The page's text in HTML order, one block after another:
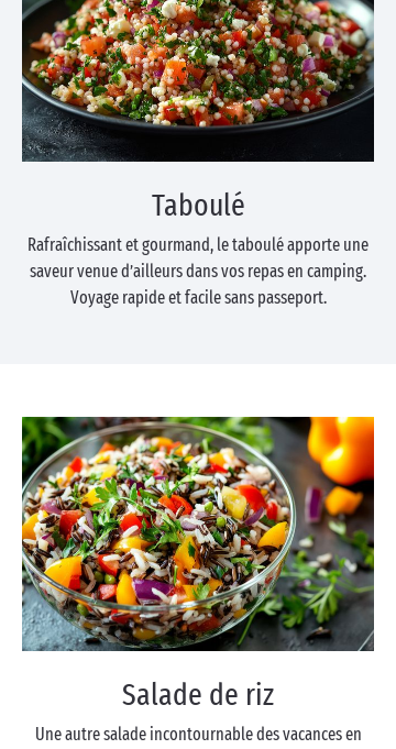
Taboulé
Rafraîchissant et gourmand, le taboulé apporte une
saveur venue d’ailleurs dans vos repas en camping.
Voyage rapide et facile sans passeport.
Salade de riz
Une autre salade incontournable des vacances en